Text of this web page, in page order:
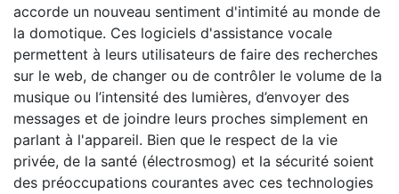
accorde un nouveau sentiment d'intimité au monde de
la domotique. Ces logiciels d'assistance vocale
permettent à leurs utilisateurs de faire des recherches
sur le web, de changer ou de contrôler le volume de la
musique ou l’intensité des lumières, d’envoyer des
messages et de joindre leurs proches simplement en
parlant à l'appareil. Bien que le respect de la vie
privée, de la santé (électrosmog) et la sécurité soient
des préoccupations courantes avec ces technologies